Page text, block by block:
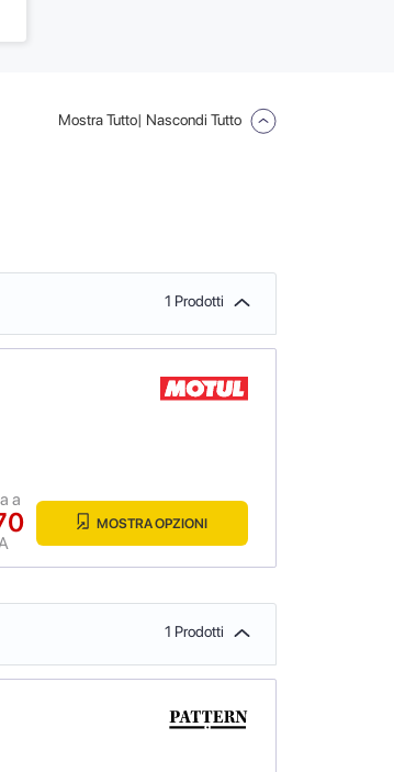
Mostra Tutto| Nascondi Tutto
1 Prodotti
a
MOSTRA OPZIONI
1 Prodotti